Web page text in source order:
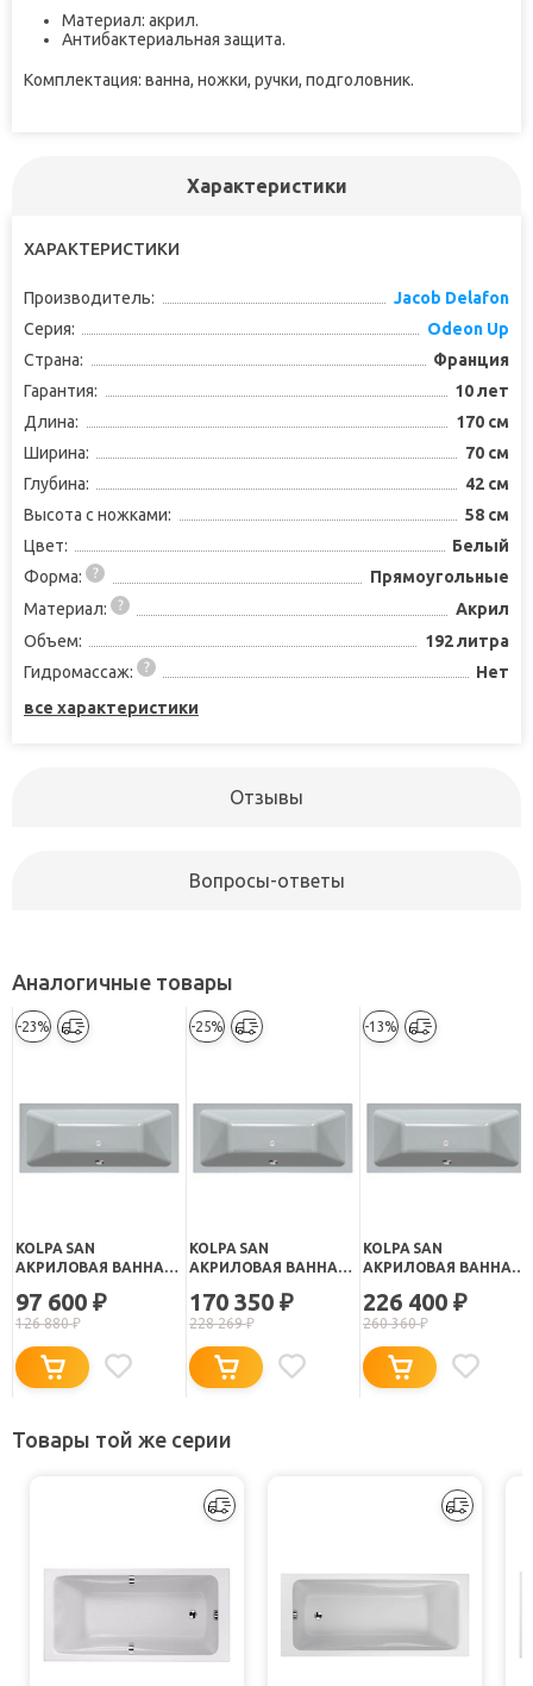
Материал: акрил.
Антибактериальная защита.
Комплектация: ванна, ножки, ручки, подголовник.
Характеристики
ХАРАКТЕРИСТИКИ
Производитель:
Jacob Delafon
Серия:
Odeon Up
Страна:
Франция
Гарантия:
10 лет
Длина:
170 см
Ширина:
70 см
Глубина:
42 см
Высота с ножками:
58 см
Цвет:
Белый
Форма:
Прямоугольные
Материал:
Акрил
Объем:
192 литра
Гидромассаж:
Нет
все характеристики
Отзывы
Вопросы-ответы
Аналогичные товары
-23%
KOLPA SAN
АКРИЛОВАЯ ВАННА
97 600 ₽
126 880₽
-25%
KOLPA SAN
АКРИЛОВАЯ ВАННА
170X80
170 350 ₽
228 269₽
-13%
KOLPA SAN
АКРИЛОВАЯ ВАННА
170X80
226 400 ₽
260 360₽
Товары той же серии